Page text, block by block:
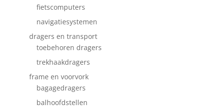
fietscomputers
navigatiesystemen
dragers en transport
toebehoren dragers
trekhaakdragers
frame en voorvork
bagagedragers
balhoofdstellen